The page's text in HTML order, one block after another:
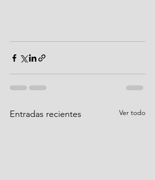
Entradas recientes Ver todo